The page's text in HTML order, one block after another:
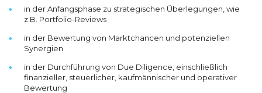
in der Anfangsphase zu strategischen Überlegungen, wie
z.B. Portfolio-Reviews
in der Bewertung von Marktchancen und potenziellen
Synergien
in der Durchführung von Due Diligence, einschließlich
finanzieller, steuerlicher, kaufmännischer und operativer
Bewertung